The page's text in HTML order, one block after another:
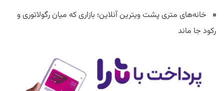
خانه‌های متری پشت ویترین آنلاین؛ بازاری که میان رگولاتوری و
رکود جا ماند